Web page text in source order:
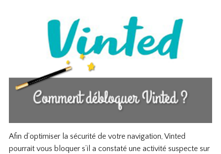
Afin d’optimiser la sécurité de votre navigation, Vinted
pourrait vous bloquer s’il a constaté une activité suspecte sur